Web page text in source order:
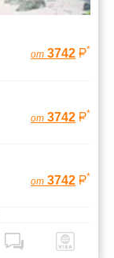
от 3742 *
от 3742 *
от 3742 *